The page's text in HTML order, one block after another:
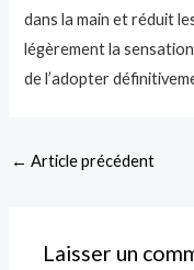
dans la main et réduit
légèrement la
de l’adopter
← Article précédent
Laisser un